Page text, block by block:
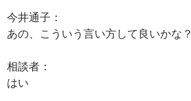
今井通子：
あの、こういう言い方して良いかな？
相談者：
はい